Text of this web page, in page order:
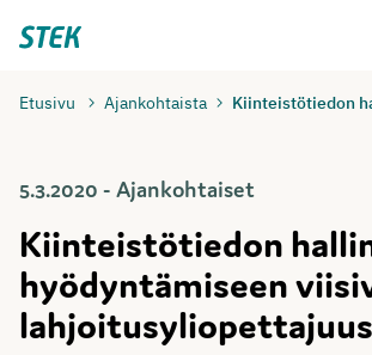
suoraan
Stek
Etusivu Ajankohtaista Kiinteistötiedon
5.3.2020 - Ajankohtaiset
Kiinteistötiedon
hyödyntämiseen
lahjoitusyliopettajuus